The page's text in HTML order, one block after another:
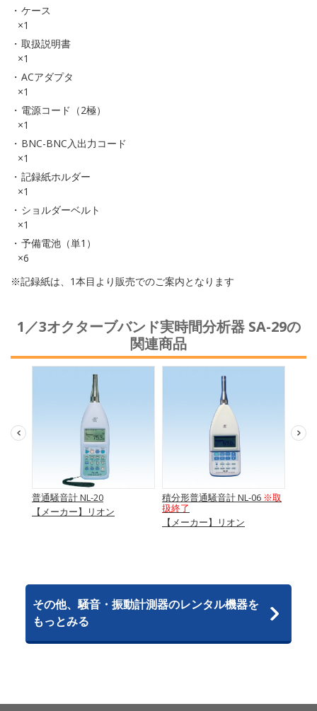
ケース
×1
取扱説明書
×1
ACアダプタ
×1
電源コード（2極）
×1
BNC-BNC入出力コード
×1
記録紙ホルダー
×1
ショルダーベルト
×1
予備電池（単1）
×6
※記録紙は、1本目より販売でのご案内となります
1／3オクターブバンド実時間分析器 SA-29の
関連商品
普通騒音計 NL-20
【メーカー】リオン
積分形普通騒音計 NL-06 ※取
扱終了
【メーカー】リオン
その他、騒音・振動計測器のレンタル機器を
もっとみる